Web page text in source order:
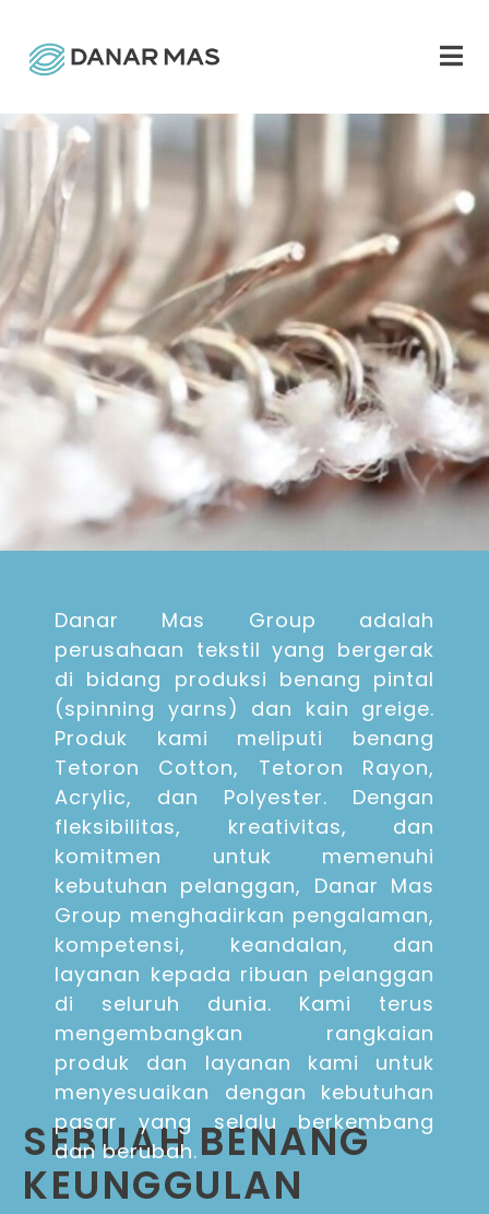
SEBUAH BENANG
KEUNGGULAN
Danar Mas Group adalah
perusahaan tekstil yang bergerak
di bidang produksi benang pintal
(spinning yarns) dan kain greige.
Produk kami meliputi benang
Tetoron Cotton, Tetoron Rayon,
Acrylic, dan Polyester. Dengan
fleksibilitas, kreativitas, dan
komitmen untuk memenuhi
kebutuhan pelanggan, Danar Mas
Group menghadirkan pengalaman,
kompetensi, keandalan, dan
layanan kepada ribuan pelanggan
di seluruh dunia. Kami terus
mengembangkan rangkaian
produk dan layanan kami untuk
menyesuaikan dengan kebutuhan
pasar yang selalu berkembang
dan berubah.